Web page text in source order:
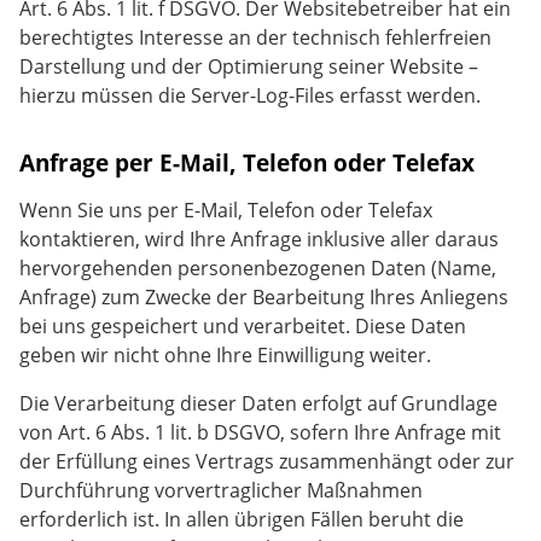
Art. 6 Abs. 1 lit. f DSGVO. Der Websitebetreiber hat ein
berechtigtes Interesse an der technisch fehlerfreien
Darstellung und der Optimierung seiner Website –
hierzu müssen die Server-Log-Files erfasst werden.
Anfrage per E-Mail, Telefon oder Telefax
Wenn Sie uns per E-Mail, Telefon oder Telefax
kontaktieren, wird Ihre Anfrage inklusive aller daraus
hervorgehenden personenbezogenen Daten (Name,
Anfrage) zum Zwecke der Bearbeitung Ihres Anliegens
bei uns gespeichert und verarbeitet. Diese Daten
geben wir nicht ohne Ihre Einwilligung weiter.
Die Verarbeitung dieser Daten erfolgt auf Grundlage
von Art. 6 Abs. 1 lit. b DSGVO, sofern Ihre Anfrage mit
der Erfüllung eines Vertrags zusammenhängt oder zur
Durchführung vorvertraglicher Maßnahmen
erforderlich ist. In allen übrigen Fällen beruht die